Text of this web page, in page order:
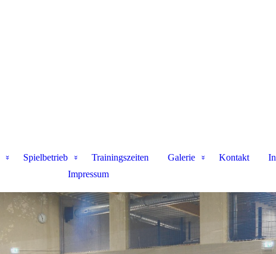
Spielbetrieb Trainingszeiten Galerie Kontakt
Impressum